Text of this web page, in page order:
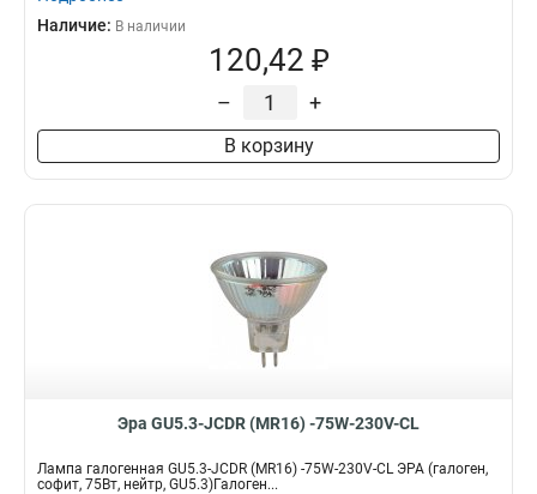
Наличие: В наличии
120,42 ₽
– +
В корзину
Эра GU5.3-JCDR (MR16) -75W-230V-CL
Лампа галогенная GU5.3-JCDR (MR16) -75W-230V-CL ЭРА (галоген,
софит, 75Вт, нейтр, GU5.3)Галоген...